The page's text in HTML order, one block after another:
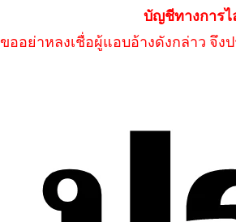
บัญชีทางการไ
ขออย่าหลงเชื่อผู้แอบอ้างดังกล่าว จึ